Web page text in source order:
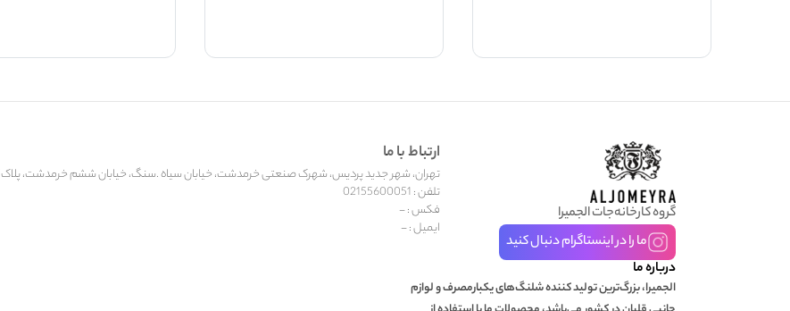
گروه کارخانه‌جات الجمیرا
ما را در اینستاگرام دنبال کنید
ارتباط با ما
تهران، شهر جدید پردیس، شهرک صنعتی خرمدشت، خیابان سیاه .سنگ، خیابان ششم خرمدشت، پلاک 27، کارخانه‌جات الجمیرا
تلفن : 02155600051
فکس : -
ایمیل : -
درباره ما
الجمیرا، بزرگ‌ترین تولید کننده شلنگ‌های یکبارمصرف و لوازم